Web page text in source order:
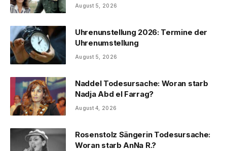
August 5, 2026
Uhrenunstellung 2026: Termine der
Uhrenumstellung
August 5, 2026
Naddel Todesursache: Woran starb
Nadja Abd el Farrag?
August 4, 2026
Rosenstolz Sängerin Todesursache:
Woran starb AnNa R.?